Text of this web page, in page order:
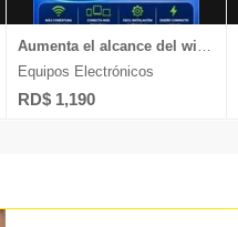
Aumenta el alcance del wifi dentro de tu casa o negocio, chequea
Equipos Electrónicos
RD$ 1,190